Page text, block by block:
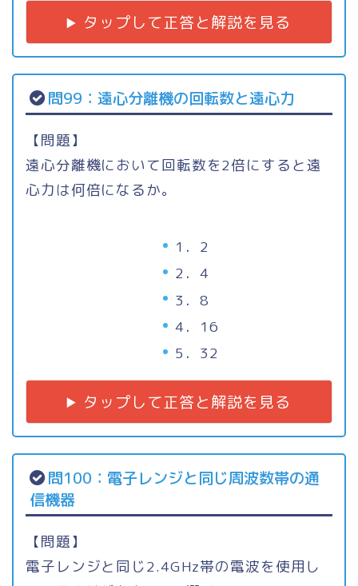
タップして正答と解説を見る
問99：遠心分離機の回転数と遠心力
【問題】
遠心分離機において回転数を2倍にすると遠
心力は何倍になるか。
1．2
2．4
3．8
4．16
5．32
タップして正答と解説を見る
問100：電子レンジと同じ周波数帯の通
信機器
【問題】
電子レンジと同じ2.4GHz帯の電波を使用し